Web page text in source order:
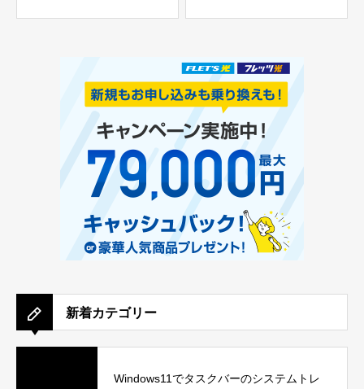
新着カテゴリー
Windows11でタスクバーのシステムトレ